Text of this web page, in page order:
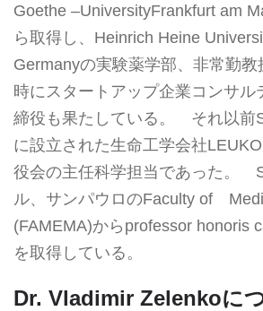
Goethe –UniversityFrankfurt am
ら取得し、Heinrich Heine
Germanyの実験薬学部、非常勤
時にスタートアップ企業コンサル
締役も果たしている。 それ以前
に設立された生命工学会社
役会の主任科学担当であった。
ル、サンパウロのFaculty of
(FAMEMA)からprofessor honoris
を取得している。
Dr. Vladimir Zelenkoに